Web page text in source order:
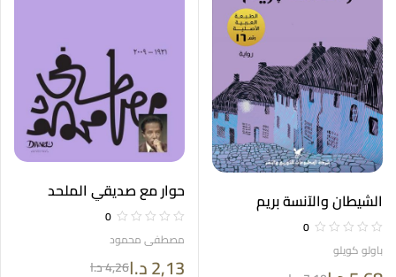
الشيطان والآنسة بريم
0
باولو كويلو
حوار مع صديقي الملحد
0
مصطفى محمود
4,26د.ا 2,13د.ا